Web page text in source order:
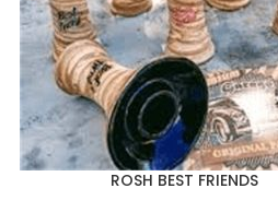
ROSH BEST FRIENDS